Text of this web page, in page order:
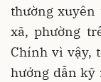
thường
xã, phường
Chính vì vậy,
hướng dẫn kỹ